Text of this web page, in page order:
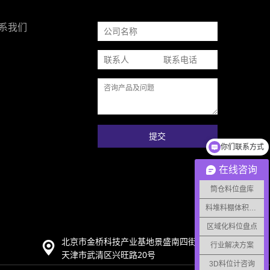
我们
提交
北京市金桥科技产业基地景盛南四街15号92B
天津市武清区兴旺路20号
在线咨询
筒仓料位盘库
料堆料棚体积监测
区域化料位盘点
行业解决方案
3D料位计咨询
筒仓料位监测